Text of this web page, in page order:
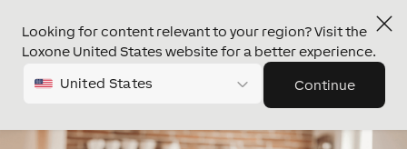
Looking for content relevant to your region? Visit the
Loxone United States website for a better experience.
United States Continue